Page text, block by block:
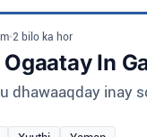
•2 bilo ka hor
In
dhawaaqday inay